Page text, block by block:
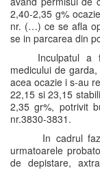
2,40-2,35 g%
nr. (…) ce se afla
se in parcarea din
Inculpatul
medicului de
acea ocazie i s-au
22,15 si 23,15
2,35 gr%, potrivit
nr.3830-3831.
In cadrul
urmatoarele
de depistare,